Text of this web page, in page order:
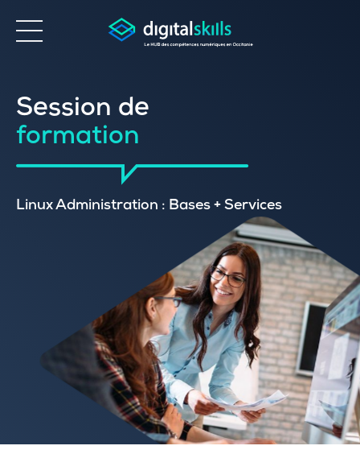
Accessibilité
Session de
formation
Linux Administration : Bases + Services